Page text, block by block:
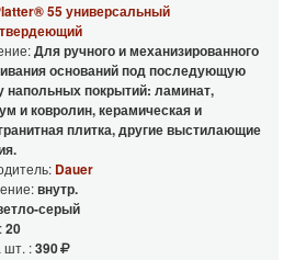
55 универсальный
Для ручного и механизированного
оснований под последующую
напольных покрытий: ламинат,
и ковролин, керамическая и
плитка, другие выстилающие
Dauer
внутр.
серый
20
шт. :390